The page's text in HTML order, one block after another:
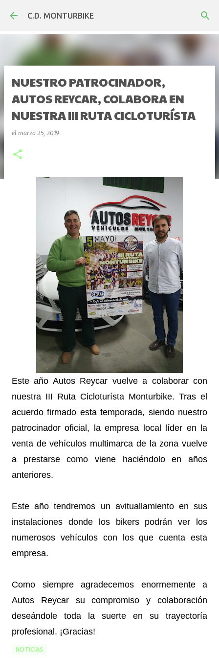
Ir al contenido principal
C.D. MONTURBIKE
NUESTRO PATROCINADOR,
AUTOS REYCAR, COLABORA EN
NUESTRA III RUTA CICLOTURÍSTA
el marzo 25, 2019
Este año Autos Reycar vuelve a colaborar con
nuestra III Ruta Cicloturísta Monturbike. Tras el
acuerdo firmado esta temporada, siendo nuestro
patrocinador oficial, la empresa local líder en la
venta de vehículos multimarca de la zona vuelve
a prestarse como viene haciéndolo en años
anteriores.
Este año tendremos un avituallamiento en sus
instalaciones donde los bikers podrán ver los
numerosos vehículos con los que cuenta esta
empresa.
Como siempre agradecemos enormemente a
Autos Reycar su compromiso y colaboración
deseándole toda la suerte en su trayectoría
profesional. ¡Gracias!
NOTICIAS